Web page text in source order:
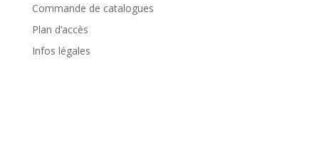
Commande de catalogues
Plan d’accès
Infos légales